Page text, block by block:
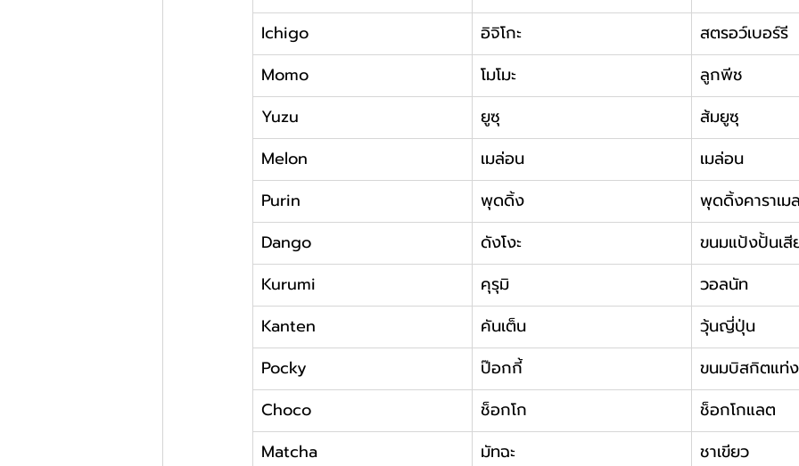
Ichigo
อิจิโกะ
สตรอว์เบอร์รี
Momo
โมโมะ
ลูกพีช
Yuzu
ยูซุ
ส้มยูซุ
Melon
เมล่อน
เมล่อน
Purin
พุดดิ้ง
พุดดิ้งคาราเมล
Dango
ดังโงะ
ขนมแป้งปั้นเสี
Kurumi
คุรุมิ
วอลนัท
Kanten
คันเต็น
วุ้นญี่ปุ่น
Pocky
ป๊อกกี้
ขนมบิสกิตแท่ง
Choco
ช็อกโก
ช็อกโกแลต
Matcha
มัทฉะ ชาเขียว